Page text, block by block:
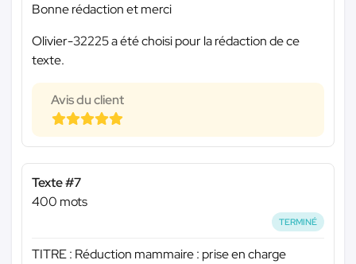
Bonne rédaction et merci
Olivier-32225 a été choisi pour la rédaction de ce
texte.
Avis du client
Texte #7
400 mots
TERMINÉ
TITRE : Réduction mammaire : prise en charge